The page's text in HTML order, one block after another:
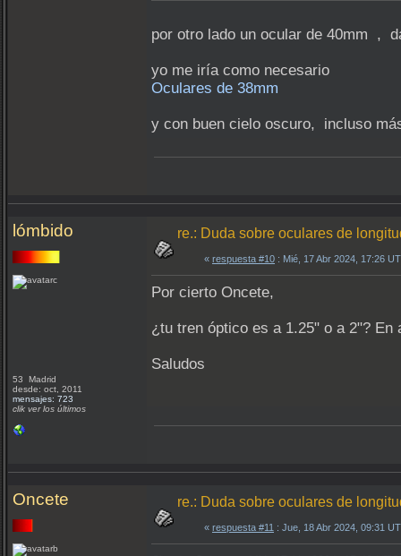
por otro lado un ocular de 40mm
yo me iría como necesario
Oculares de 38mm
y con buen cielo oscuro, incluso
lómbido
53 Madrid
desde: oct, 2011
mensajes: 723
clik ver los últimos
re.: Duda sobre oculares de
« respuesta #10 : Mié, 17 Abr 2024, 17:26
Por cierto Oncete,
¿tu tren óptico es a 1.25" o a 2"?
Saludos
Oncete re.: Duda sobre oculares de
« respuesta #11 : Jue, 18 Abr 2024, 09:31